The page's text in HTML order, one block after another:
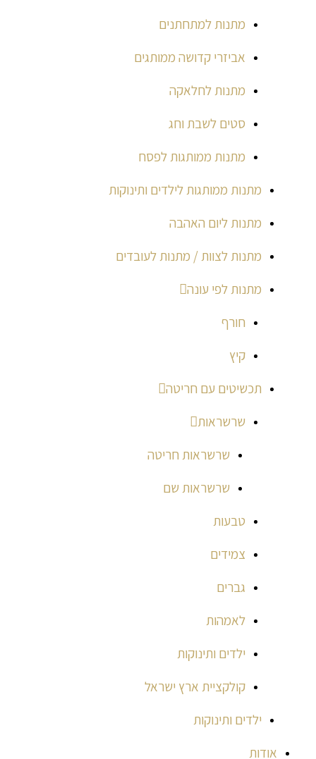
מתנות למתחתנים
אביזרי קדושה ממותגים
מתנות לחלאקה
סטים לשבת וחג
מתנות ממותגות לפסח
מתנות ממותגות לילדים ותינוקות
מתנות ליום האהבה
מתנות לצוות / מתנות לעובדים
מתנות לפי עונה
חורף
קיץ
תכשיטים עם חריטה
שרשראות
שרשראות חריטה
שרשראות שם
טבעות
צמידים
גברים
לאמהות
ילדים ותינוקות
קולקציית ארץ ישראל
ילדים ותינוקות
אודות